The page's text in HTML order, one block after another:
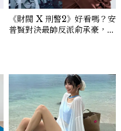
《財閥 X 刑警2》好看嗎？安
普賢對決最帥反派俞承豪，鄭